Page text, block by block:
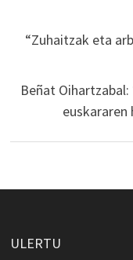
“Zuhaitzak eta
Beñat
euskararen
ULERTU